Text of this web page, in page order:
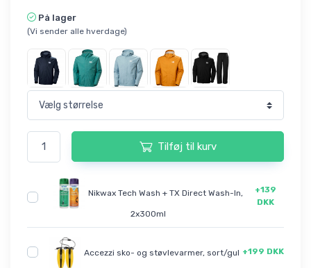
På lager
(Vi sender alle hverdage)
Tilføj til kurv
Nikwax Tech Wash + TX Direct Wash-In,
2x300ml
+139
DKK
Accezzi sko- og støvlevarmer, sort/gul +199 DKK